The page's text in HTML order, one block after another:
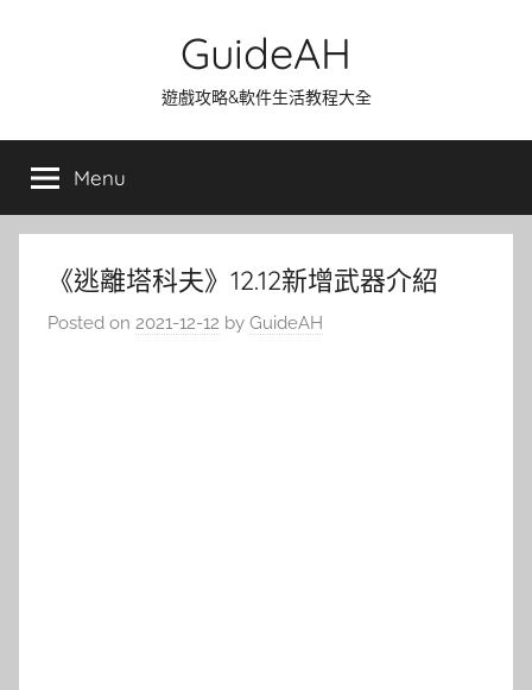
GuideAH
遊戲攻略&軟件生活教程大全
Menu
《逃離塔科夫》12.12新增武器介紹
Posted on 2021-12-12 by GuideAH